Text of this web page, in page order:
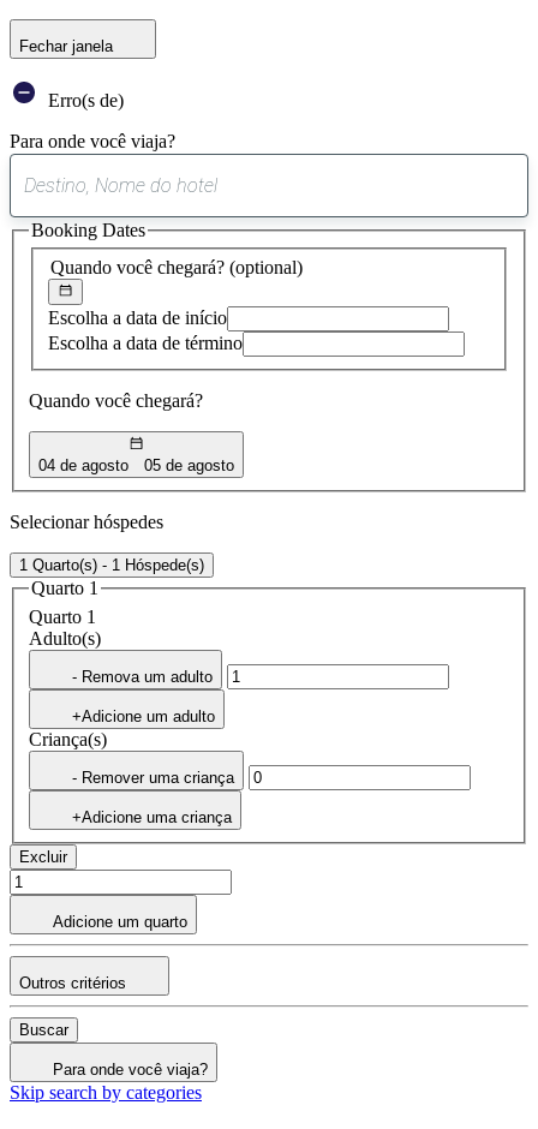
Fechar janela
Erro(s de)
Para onde você viaja?
sugestão
encontrada
Quando você chegará? (optional)
Escolha a data de início
Escolha a data de término
Quando você chegará?
04 de agosto 05 de agosto
Booking Dates
Selecionar hóspedes
1 Quarto(s) - 1 Hóspede(s)
Quarto 1
Quarto 1
Adulto(s)
- Remova um adulto
+Adicione um adulto
Criança(s)
- Remover uma criança
+Adicione uma criança
Excluir
Adicione um quarto
Outros critérios
Buscar
Para onde você viaja?
Skip search by categories